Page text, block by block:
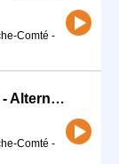
Comté -
Conseiller-ère Vente Omnicanal (H/F) - Alternance
Comté -